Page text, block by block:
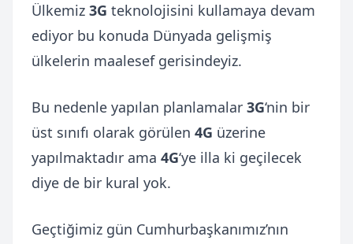
Ülkemiz 3G teknolojisini kullamaya devam
ediyor bu konuda Dünyada gelişmiş
ülkelerin maalesef gerisindeyiz.
Bu nedenle yapılan planlamalar 3G‘nin bir
üst sınıfı olarak görülen 4G üzerine
yapılmaktadır ama 4G‘ye illa ki geçilecek
diye de bir kural yok.
Geçtiğimiz gün Cumhurbaşkanımız’nın